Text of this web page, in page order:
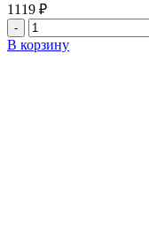
1119 ₽
Количество
товара
Нагревательный
В корзину